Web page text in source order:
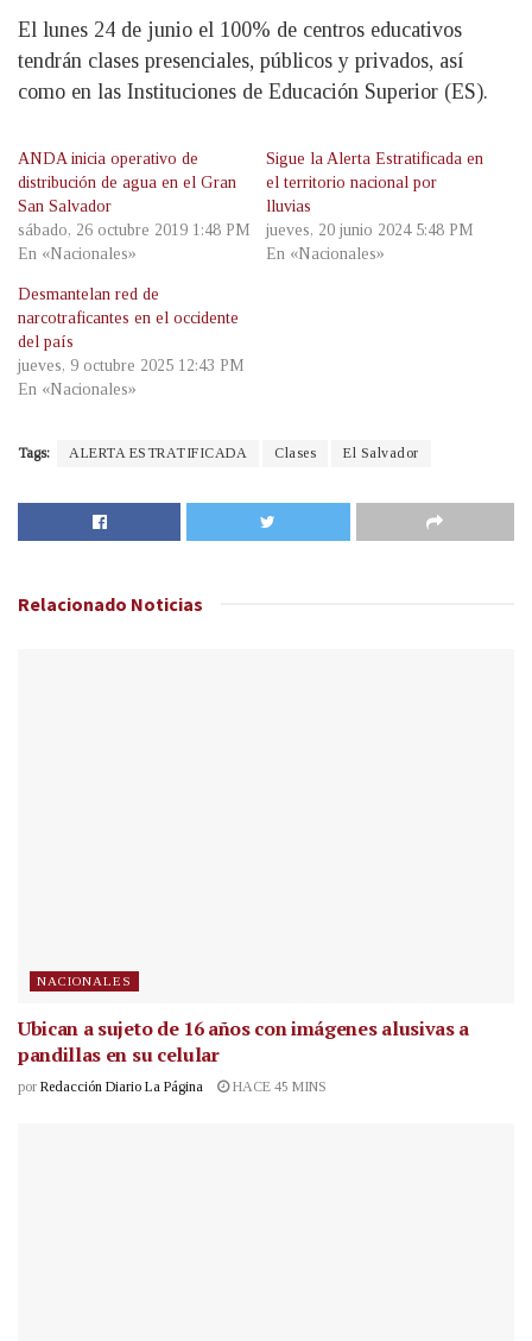
El lunes 24 de junio el 100% de centros educativos
tendrán clases presenciales, públicos y privados, así
como en las Instituciones de Educación Superior (ES).
ANDA inicia operativo de
distribución de agua en el Gran
San Salvador
sábado, 26 octubre 2019 1:48 PM
En «Nacionales»
Sigue la Alerta Estratificada en
el territorio nacional por
lluvias
jueves, 20 junio 2024 5:48 PM
En «Nacionales»
Desmantelan red de
narcotraficantes en el occidente
del país
jueves, 9 octubre 2025 12:43 PM
En «Nacionales»
Tags: ALERTA ESTRATIFICADA Clases El Salvador
Relacionado Noticias
NACIONALES
Ubican a sujeto de 16 años con imágenes alusivas a
pandillas en su celular
por Redacción Diario La Página HACE 45 MINS